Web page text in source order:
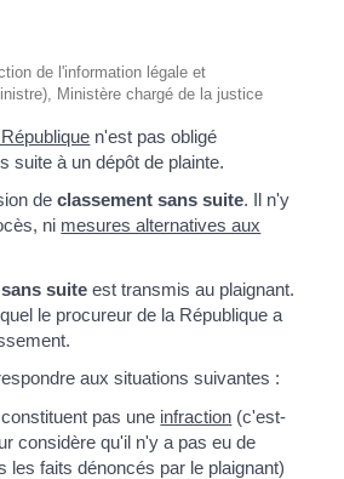
de l'information légale et
Ministère chargé de la justice
n'est pas obligé
suite à un dépôt de plainte.
declassement sans suite. Il n'y
ni mesures alternatives aux
suite est transmis au plaignant.
le procureur de la République a
aux situations suivantes :
pas une infraction (c'est-
considère qu'il n'y a pas eu de
les faits dénoncés par le plaignant)